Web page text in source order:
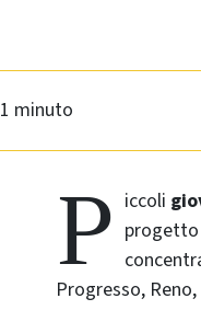
1 minuto
P iccoli
Progresso,